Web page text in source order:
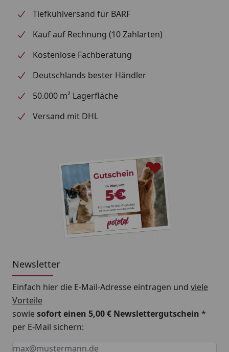
Tiefkühlversand für BARF
Kauf auf Rechnung (10 Zahlarten)
Kostenlose Fachberatung
Deutschlands bester Händler
50.000 m² Lagerfläche
Versand mit DHL
Newsletter
Einfach hier die E-Mail-Adresse eintragen und viele
Vorteile
sowiesofort einen 5,00 € Newslettergutschein *
per E-Mail sichern:
Keine Eingabe erforderlich
Eingabe erforderlich
E-Mail *